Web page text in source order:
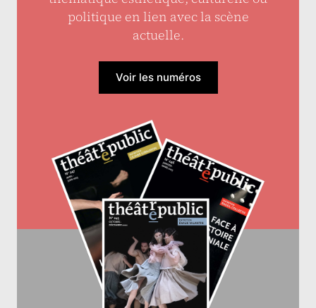
politique en lien avec la scène
actuelle.
Voir les numéros